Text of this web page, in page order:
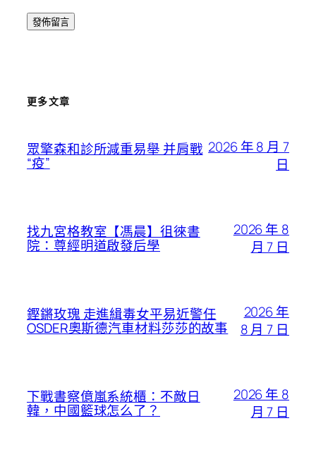
更多文章
眾擎森和診所減重易舉 并肩戰
“疫”
2026 年 8 月 7
日
找九宮格教室【馮晨】徂徠書
院：尊經明道啟發后學
2026 年 8
月 7 日
鏗鏘玫瑰 走進緝毒女平易近警任
OSDER奧斯德汽車材料莎莎的故事
2026 年
8 月 7 日
下戰書察億嵐系統櫃：不敵日
韓，中國籃球怎么了？
2026 年 8
月 7 日